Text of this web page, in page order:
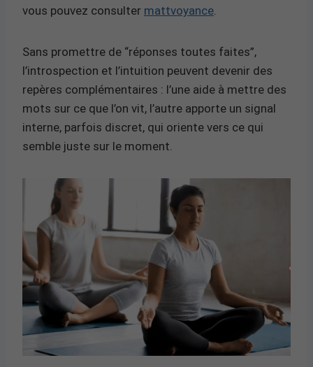
vous pouvez consulter mattvoyance
Sans promettre de “réponses toutes faites”,
l’introspection et l’intuition peuvent devenir des
repères complémentaires : l’une aide à mettre des
mots sur ce que l’on vit, l’autre apporte un signal
interne, parfois discret, qui oriente vers ce qui
semble juste sur le moment.